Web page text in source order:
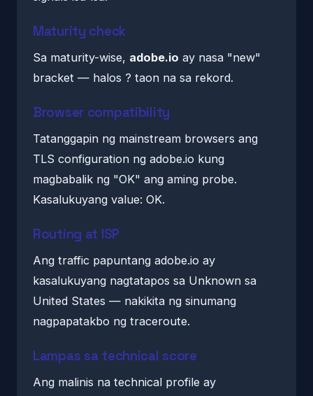
Maturity check
Sa maturity-wise, adobe.io ay nasa "new"
bracket — halos ? taon na sa rekord.
Browser compatibility
Tatanggapin ng mainstream browsers ang
TLS configuration ng adobe.io kung
magbabalik ng "OK" ang aming probe.
Kasalukuyang value: OK.
Routing at ISP
Ang traffic papuntang adobe.io ay
kasalukuyang nagtatapos sa Unknown sa
United States — nakikita ng sinumang
nagpapatakbo ng traceroute.
Lampas sa technical score
Ang malinis na technical profile ay